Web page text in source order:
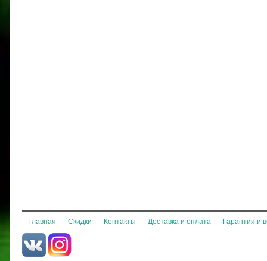
Главная Скидки Контакты Доставка и оплата Гарантия и